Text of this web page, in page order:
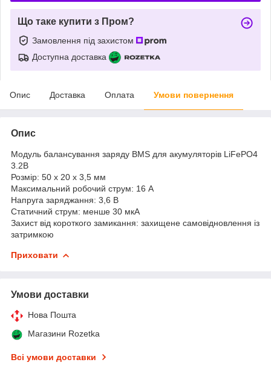
Що таке купити з Пром?
Замовлення під захистом
Доступна доставка
Опис Доставка Оплата Умови повернення
Опис
Модуль балансування заряду BMS для акумуляторів LiFePO4
3.2В
Розмір: 50 х 20 х 3,5 мм
Максимальний робочий струм: 16 А
Напруга заряджання: 3,6 В
Статичний струм: менше 30 мкА
Захист від короткого замикання: захищене самовідновлення із
затримкою
Приховати
Умови доставки
Нова Пошта
Магазини Rozetka
Всі умови доставки